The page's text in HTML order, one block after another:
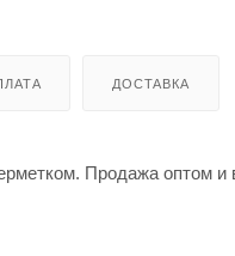
ДОСТАВКА
Продажа оптом и